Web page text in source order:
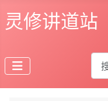
灵修讲道站
搜索